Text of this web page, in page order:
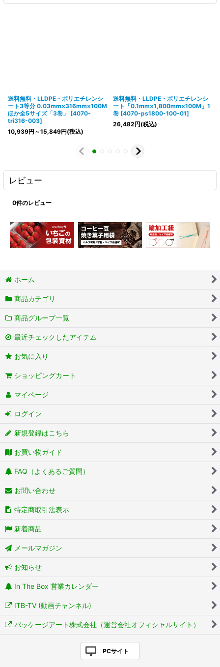
送料無料・LLDPE・ポリエチレンシ
ート3等分 0.03mm×316mm×100M
ほか全5サイズ「3巻」
[4070-
tri316-003]
10,939円 ～15,849円(税込)
送料無料・LLDPE・ポリエチレンシ
ート「0.1mm×1,800mm×100M」1
巻 [4070-ps1800-100-01]
26,482円(税込)
レビュー
0件のレビュー
ホーム
商品カテゴリ
商品グループ一覧
最近チェックしたアイテム
お気に入り
ショッピングカート
マイページ
ログイン
新規登録はこちら
お買い物ガイド
FAQ（よくあるご質問）
お問い合わせ
特定商取引法表示
新着商品
メールマガジン
お知らせ
In The Box 営業カレンダー
ITB-TV (動画チャンネル)
パッケージアート株式会社（運営会社オフィシャルサイト）
PCサイト